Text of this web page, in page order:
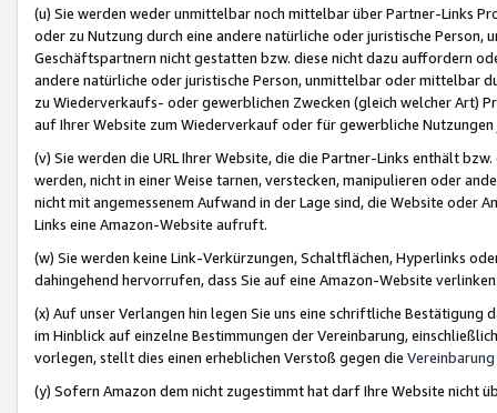
(u) Sie werden weder unmittelbar noch mittelbar über Partner-Links
oder zu Nutzung durch eine andere natürliche oder juristische
Geschäftspartnern nicht gestatten bzw. diese nicht dazu auffordern
andere natürliche oder juristische Person, unmittelbar oder mittelbar
zu Wiederverkaufs- oder gewerblichen Zwecken (gleich welcher Art)
auf Ihrer Website zum Wiederverkauf oder für gewerbliche
(v) Sie werden die URL Ihrer Website, die die Partner-Links enthält
werden, nicht in einer Weise tarnen, verstecken, manipulieren oder
nicht mit angemessenem Aufwand in der Lage sind, die Website oder
Links eine Amazon-Website aufruft.
(w) Sie werden keine Link-Verkürzungen, Schaltflächen, Hyperlinks
dahingehend hervorrufen, dass Sie auf eine Amazon-Website
(x) Auf unser Verlangen hin legen Sie uns eine schriftliche
im Hinblick auf einzelne Bestimmungen der Vereinbarung,
vorlegen, stellt dies einen erheblichen Verstoß gegen die Vereinbarung
(y) Sofern Amazon dem nicht zugestimmt hat darf Ihre Website nicht